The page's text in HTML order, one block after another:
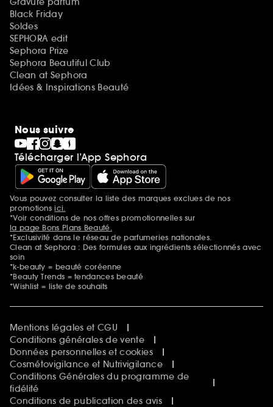
Black Friday
Soldes
SEPHORA edit
Sephora Prize
Sephora Beautiful Club
Clean at Sephora
Idées & Inspirations Beauté
Nous suivre
Télécharger l’App Sephora
Mentions additionnelles
Vous pouvez consulter la liste des marques exclues de nos
promotionsici.
*Voir conditions de nos offres promotionnelles sur
la page Bons Plans Beauté.
*Exclusivité dans le réseau de parfumeries nationales.
Clean at Sephora : Des formules aux ingrédients sélectionnés avec
soin
*k-beauty = beauté coréenne
*Beauty Trends = tendances beauté
*Wishlist = liste de souhaits
Mentions légales et CGU
Conditions générales de vente
Données personnelles et cookies
Cosmétovigilance et Nutrivigilance
Conditions Générales du programme de
fidélité
Conditions de publication des avis